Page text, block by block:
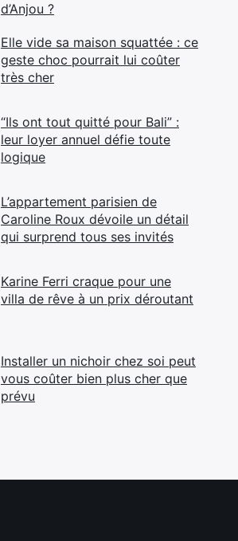
d’Anjou ?
Elle vide sa maison squattée : ce
geste choc pourrait lui coûter
très cher
“Ils ont tout quitté pour Bali” :
leur loyer annuel défie toute
logique
L’appartement parisien de
Caroline Roux dévoile un détail
qui surprend tous ses invités
Karine Ferri craque pour une
villa de rêve à un prix déroutant
Installer un nichoir chez soi peut
vous coûter bien plus cher que
prévu